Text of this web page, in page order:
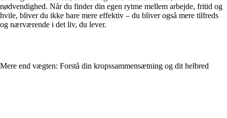
nødvendighed. Når du finder din egen rytme mellem arbejde, fritid og
hvile, bliver du ikke bare mere effektiv – du bliver også mere tilfreds
og nærværende i det liv, du lever.
Mere end vægten: Forstå din kropssammensætning og dit helbred